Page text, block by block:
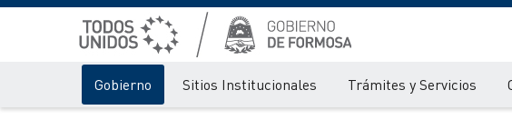
Gobierno Sitios Institucionales Trámites y Servicios